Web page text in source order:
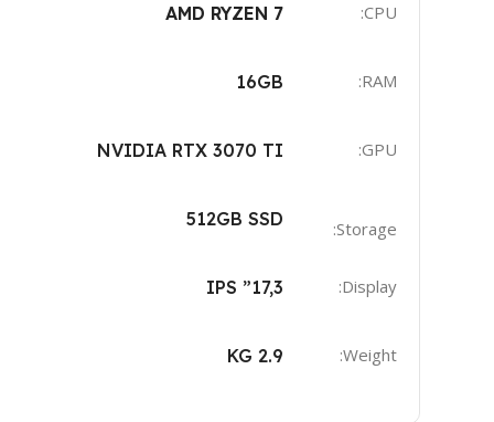
CPU:
AMD RYZEN 7
RAM:
16GB
GPU:
NVIDIA RTX 3070 TI
Storage:
512GB SSD
Display:
17,3” IPS
Weight:
2.9 KG